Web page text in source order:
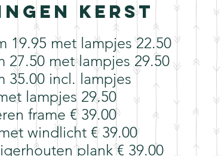
Kerst
19.95 met lampjes 22.50
27.50 met lampjes 29.50
35.00 incl. lampjes
lampjes 29.50
frame € 39.00
windlicht € 39.00
plank € 39.00